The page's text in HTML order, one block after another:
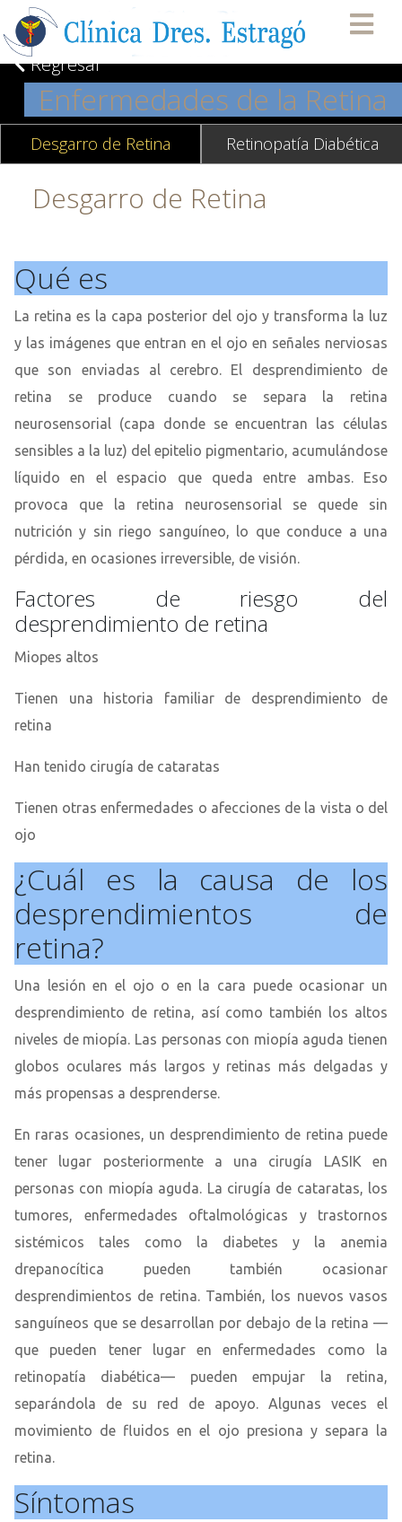
Regresar
Enfermedades de la Retina
Desgarro de Retina Retinopatía Diabética
Desgarro de Retina
Qué es
La retina es la capa posterior del ojo y transforma la luz
y las imágenes que entran en el ojo en señales nerviosas
que son enviadas al cerebro. El desprendimiento de
retina se produce cuando se separa la retina
neurosensorial (capa donde se encuentran las células
sensibles a la luz) del epitelio pigmentario, acumulándose
líquido en el espacio que queda entre ambas. Eso
provoca que la retina neurosensorial se quede sin
nutrición y sin riego sanguíneo, lo que conduce a una
pérdida, en ocasiones irreversible, de visión.
Factores de riesgo del
desprendimiento de retina
Miopes altos
Tienen una historia familiar de desprendimiento de
retina
Han tenido cirugía de cataratas
Tienen otras enfermedades o afecciones de la vista o del
ojo
¿Cuál es la causa de los
desprendimientos de
retina?
Una lesión en el ojo o en la cara puede ocasionar un
desprendimiento de retina, así como también los altos
niveles de miopía. Las personas con miopía aguda tienen
globos oculares más largos y retinas más delgadas y
más propensas a desprenderse.
En raras ocasiones, un desprendimiento de retina puede
tener lugar posteriormente a una cirugía LASIK en
personas con miopía aguda. La cirugía de cataratas, los
tumores, enfermedades oftalmológicas y trastornos
sistémicos tales como la diabetes y la anemia
drepanocítica pueden también ocasionar
desprendimientos de retina. También, los nuevos vasos
sanguíneos que se desarrollan por debajo de la retina —
que pueden tener lugar en enfermedades como la
retinopatía diabética— pueden empujar la retina,
separándola de su red de apoyo. Algunas veces el
movimiento de fluidos en el ojo presiona y separa la
retina.
Síntomas